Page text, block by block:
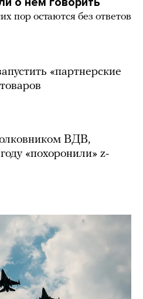
пор остаются без ответов
«партнерские
ВДВ,
«похоронили» z-